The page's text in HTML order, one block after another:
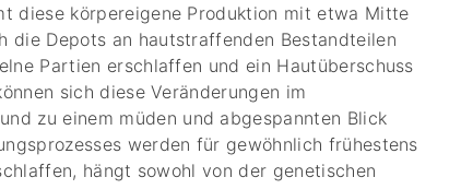
diese körpereigene Produktion mit etwa Mitte
die Depots an hautstraffenden Bestandteilen
Partien erschlaffen und ein Hautüberschuss
sich diese Veränderungen im
zu einem müden und abgespannten Blick
werden für gewöhnlich frühestens
hängt sowohl von der genetischen